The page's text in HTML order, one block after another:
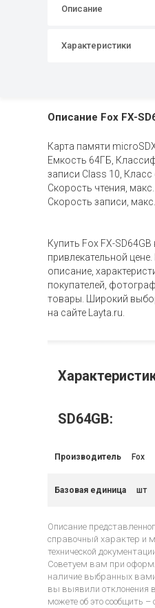
Описание
Характеристики
Описание Fox FX-
Карта памяти
Емкость 64ГБ,
записи Class 10, Класс
Скорость чтения,
Скорость записи,
Купить Fox FX-
привлекательной цене.
описание,
покупателей,
товары. Широкий
на сайте Layta.ru.
SD64GB:
Производитель Fox
Базовая единица шт
Описание
справочный характер и
технической
Советуем вам при
наличие выбранных
вы выявили отклонения
можете об это сообщить